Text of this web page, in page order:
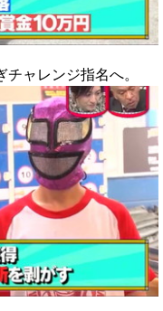
ャレンジ指名へ。